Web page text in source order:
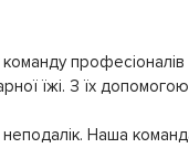
професіоналів
їжі. З їх
Наша